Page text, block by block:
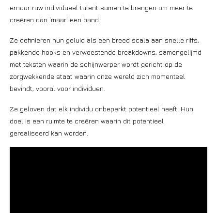
ernaar ruw individueel talent samen te brengen om meer te
creëren dan ‘maar’ een band.
Ze definiëren hun geluid als een breed scala aan snelle riffs,
pakkende hooks en verwoestende breakdowns, samengelijmd
met teksten waarin de schijnwerper wordt gericht op de
zorgwekkende staat waarin onze wereld zich momenteel
bevindt, vooral voor individuen.
Ze geloven dat elk individu onbeperkt potentieel heeft. Hun
doel is een ruimte te creëren waarin dit potentieel
gerealiseerd kan worden.